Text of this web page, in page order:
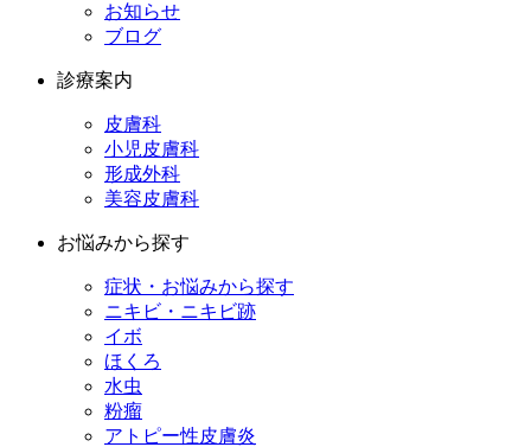
お知らせ
ブログ
診療案内
皮膚科
小児皮膚科
形成外科
美容皮膚科
お悩みから探す
症状・お悩みから探す
ニキビ・ニキビ跡
イボ
ほくろ
水虫
粉瘤
アトピー性皮膚炎